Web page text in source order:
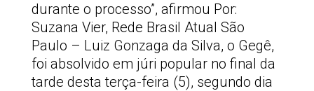
durante o processo”, afirmou Por:
Suzana Vier, Rede Brasil Atual São
Paulo – Luiz Gonzaga da Silva, o Gegê,
foi absolvido em júri popular no final da
tarde desta terça-feira (5), segundo dia